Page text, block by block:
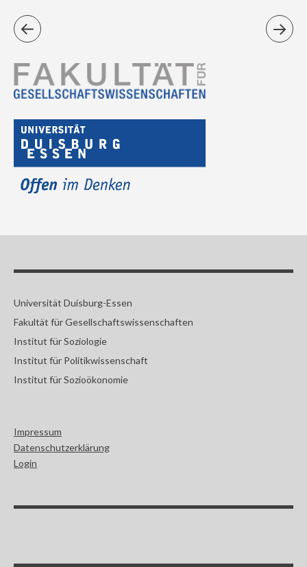
Universität Duisburg-Essen
Fakultät für Gesellschaftswissenschaften
Institut für Soziologie
Institut für Politikwissenschaft
Institut für Sozioökonomie
Impressum
Datenschutzerklärung
Login